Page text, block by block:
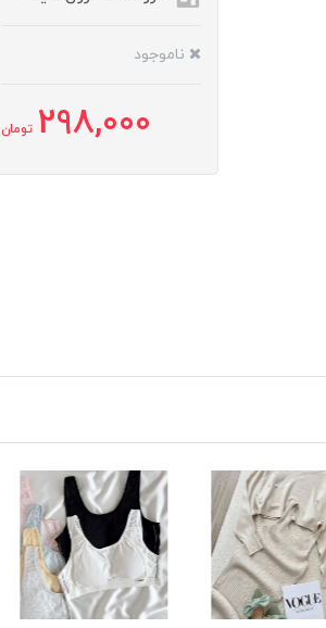
ناموجود
298,000 تومان